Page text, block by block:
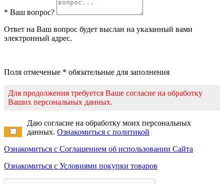
* Ваш вопрос?
Ответ на Ваш вопрос будет выслан на указанный вами
электронный адрес.
Поля отмеченые * обязательные для заполнения
Для продолжения требуется Ваше согласие на обработку
Ваших персональных данных.
Даю согласие на обработку моих персональных
данных. Ознакомиться с политикой
Ознакомиться с Соглашением об использовании Сайта
Ознакомиться с Условиями покупки товаров